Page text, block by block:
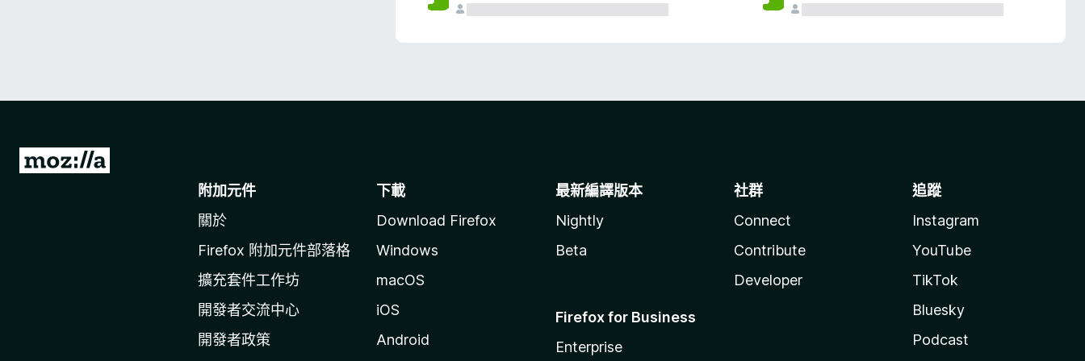
前
附加元件
關於
Firefox 附加元件部落格
擴充套件工作坊
開發者交流中心
開發者政策
下載
Download Firefox
Windows
macOS
iOS
Android
最新編譯版本
Nightly
Beta
Firefox for Business
Enterprise
社群
Connect
Contribute
Developer
追蹤
Instagram
YouTube
TikTok
Bluesky
Podcast